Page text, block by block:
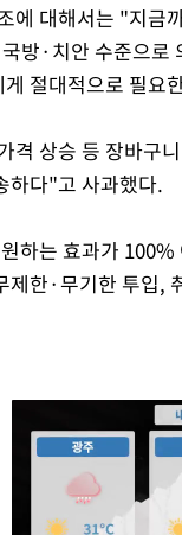
에 대해서는 "지금
방·치안 수준으
절대적으로 필
격 상승 등 장바구
하다"고 사과했다.
하는 효과가
제한·무기한 투입,